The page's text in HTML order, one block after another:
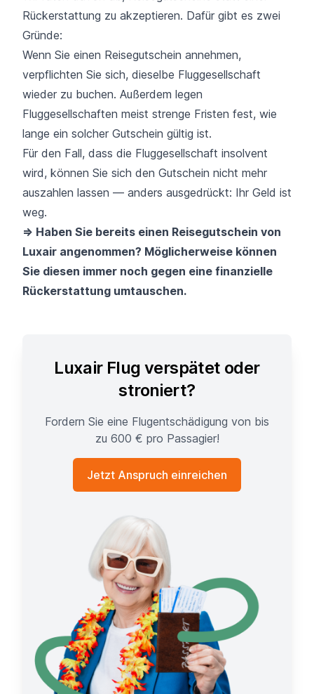
Rückerstattung zu akzeptieren. Dafür gibt es zwei
Gründe:
Wenn Sie einen Reisegutschein annehmen,
verpflichten Sie sich, dieselbe Fluggesellschaft
wieder zu buchen. Außerdem legen
Fluggesellschaften meist strenge Fristen fest, wie
lange ein solcher Gutschein gültig ist.
Für den Fall, dass die Fluggesellschaft insolvent
wird, können Sie sich den Gutschein nicht mehr
auszahlen lassen — anders ausgedrückt: Ihr Geld ist
weg.
=> Haben Sie bereits einen Reisegutschein von
Luxair angenommen? Möglicherweise können
Sie diesen immer noch gegen eine finanzielle
Rückerstattung umtauschen.
Luxair Flug verspätet oder
stroniert?
Fordern Sie eine Flugentschädigung von bis
zu 600 € pro Passagier!
Jetzt Anspruch einreichen